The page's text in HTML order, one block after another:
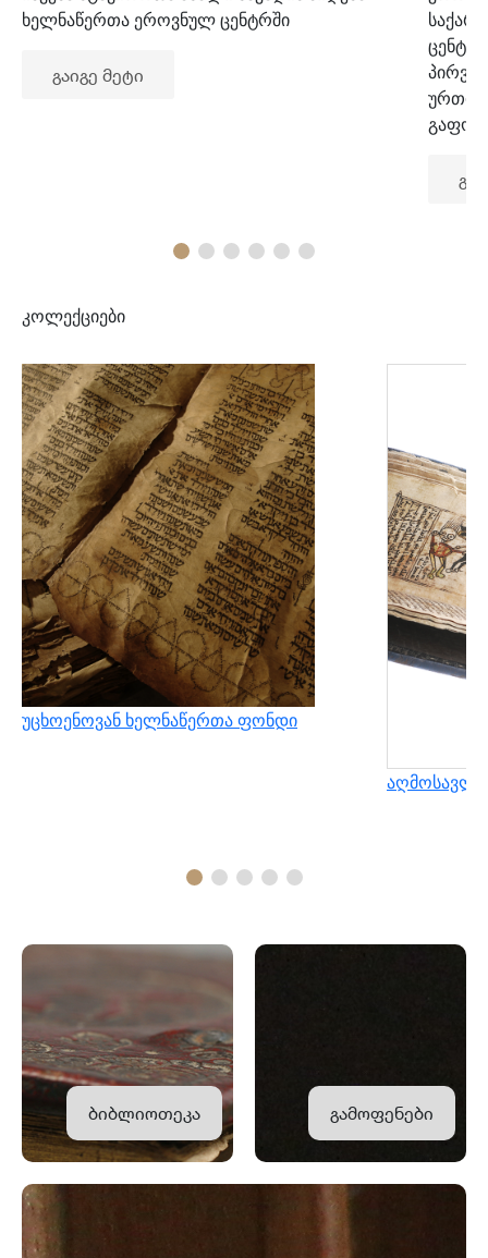
ხელნაწერთა ეროვნულ ცენტრში
გაიგე მეტი
კოლექციები
უცხოენოვან ხელნაწერთა ფონდი
ბიბლიოთეკა გამოფენები